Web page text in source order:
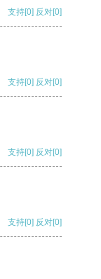
支持[0] 反对[0]
支持[0] 反对[0]
支持[0] 反对[0]
支持[0] 反对[0]